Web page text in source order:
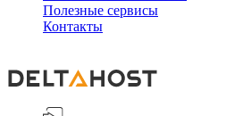
Полезные сервисы
Контакты